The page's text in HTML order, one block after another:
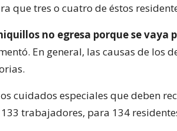
que tres o cuatro de éstos
no egresa porque se vaya
En general, las causas de los
cuidados especiales que deben
trabajadores, para 134